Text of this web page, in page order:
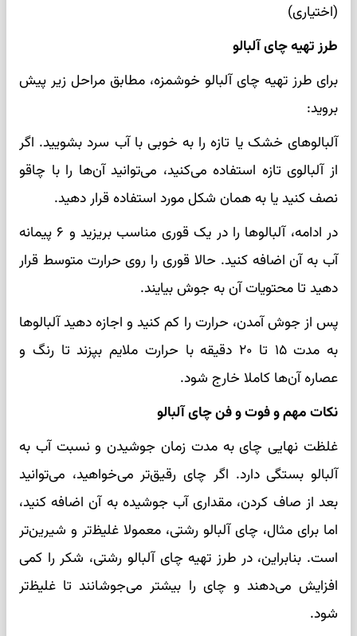
(اختیاری)
طرز تهیه چای آلبالو
برای طرز تهیه چای آلبالو خوشمزه، مطابق مراحل زیر پیش
بروید:
آلبالوهای خشک یا تازه را به خوبی با آب سرد بشویید. اگر
از آلبالوی تازه استفاده می‌کنید، می‌توانید آن‌ها را با چاقو
نصف کنید یا به همان شکل مورد استفاده قرار دهید.
در ادامه، آلبالوها را در یک قوری مناسب بریزید و ۶ پیمانه
آب به آن اضافه کنید. حالا قوری را روی حرارت متوسط قرار
دهید تا محتویات آن به جوش بیایند.
پس از جوش آمدن، حرارت را کم کنید و اجازه دهید آلبالوها
به مدت ۱۵ تا ۲۰ دقیقه با حرارت ملایم بپزند تا رنگ و
عصاره آن‌ها کاملا خارج شود.
نکات مهم و فوت و فن چای آلبالو
غلظت نهایی چای به مدت زمان جوشیدن و نسبت آب به
آلبالو بستگی دارد. اگر چای رقیق‌تر می‌خواهید، می‌توانید
بعد از صاف کردن، مقداری آب جوشیده به آن اضافه کنید،
اما برای مثال، چای آلبالو رشتی، معمولا غلیظ‌تر و شیرین‌تر
است. بنابراین، در طرز تهیه چای آلبالو رشتی، شکر را کمی
افزایش می‌دهند و چای را بیشتر می‌جوشانند تا غلیظ‌تر
شود.